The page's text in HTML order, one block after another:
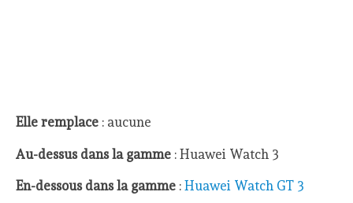
Elle remplace : aucune
Au-dessus dans la gamme : Huawei Watch 3
En-dessous dans la gamme :Huawei Watch GT 3